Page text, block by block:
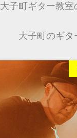
大子町ギター教室
大子町のギタ